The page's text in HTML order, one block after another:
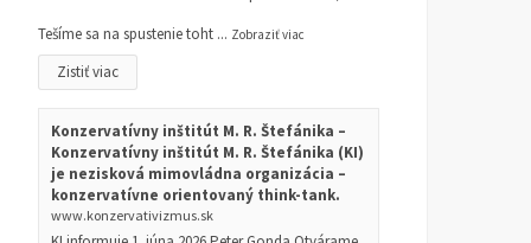
Tešíme sa na spustenie toht ... Zobraziť viac
Zistiť viac
Konzervatívny inštitút M. R. Štefánika –
Konzervatívny inštitút M. R. Štefánika (KI)
je nezisková mimovládna organizácia –
konzervatívne orientovaný think-tank.
www.konzervativizmus.sk